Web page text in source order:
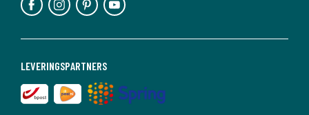
LEVERINGSPARTNERS